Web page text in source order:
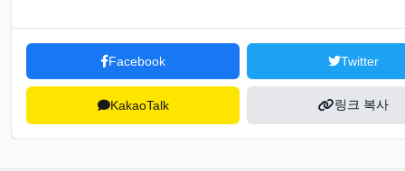
Facebook Twitter
KakaoTalk 링크 복사